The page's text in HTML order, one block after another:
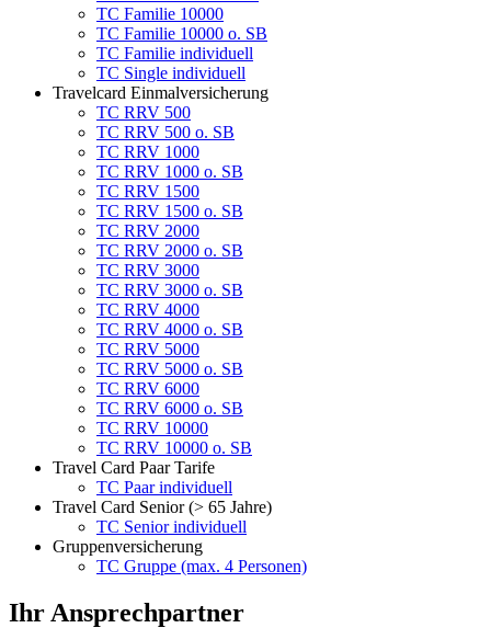
TC Familie 10000
TC Familie 10000 o. SB
TC Familie individuell
TC Single individuell
Travelcard Einmalversicherung
TC RRV 500
TC RRV 500 o. SB
TC RRV 1000
TC RRV 1000 o. SB
TC RRV 1500
TC RRV 1500 o. SB
TC RRV 2000
TC RRV 2000 o. SB
TC RRV 3000
TC RRV 3000 o. SB
TC RRV 4000
TC RRV 4000 o. SB
TC RRV 5000
TC RRV 5000 o. SB
TC RRV 6000
TC RRV 6000 o. SB
TC RRV 10000
TC RRV 10000 o. SB
Travel Card Paar Tarife
TC Paar individuell
Travel Card Senior (> 65 Jahre)
TC Senior individuell
Gruppenversicherung
TC Gruppe (max. 4 Personen)
Ihr Ansprechpartner